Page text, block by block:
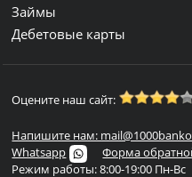
Займы
Дебетовые карты
Оцените наш сайт:
Напишите нам:
Whatsapp
Форма
Режим работы: 8:00-19:00 Пн-Вс